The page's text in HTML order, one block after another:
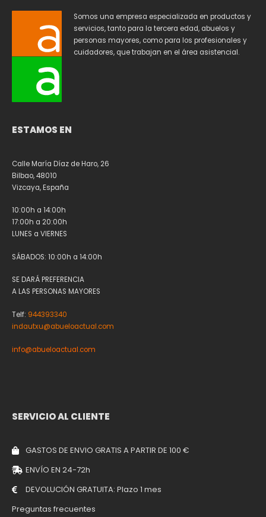
Somos una empresa especializada en productos y
servicios, tanto para la tercera edad, abuelos y
personas mayores, como para los profesionales y
cuidadores, que trabajan en el área asistencial.
ESTAMOS EN
Calle María Díaz de Haro, 26
Bilbao, 48010
Vizcaya, España
10:00h a 14:00h
17:00h a 20:00h
LUNES a VIERNES
SÁBADOS: 10:00h a 14:00h
SE DARÁ PREFERENCIA
A LAS PERSONAS MAYORES
Telf: 944393340
indautxu@abueloactual.com
info@abueloactual.com
SERVICIO AL CLIENTE
GASTOS DE ENVIO GRATIS A PARTIR DE 100 €
ENVÍO EN 24-72h
DEVOLUCIÓN GRATUITA: Plazo 1 mes
Preguntas frecuentes